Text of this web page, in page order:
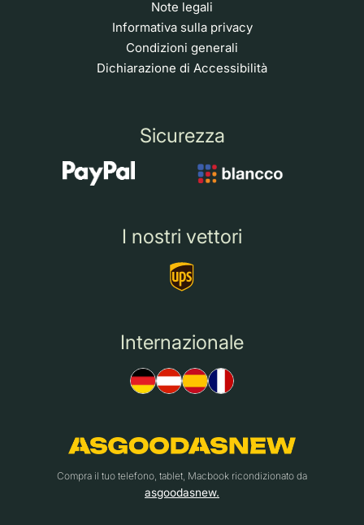
Note legali
Informativa sulla privacy
Condizioni generali
Dichiarazione di Accessibilità
Sicurezza
I nostri vettori
Internazionale
Compra il tuo telefono, tablet, Macbook ricondizionato da
asgoodasnew.